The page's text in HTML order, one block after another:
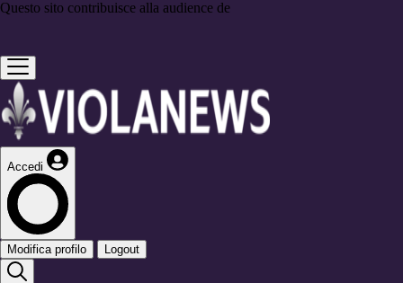
Questo sito contribuisce alla audience de
Accedi
Modifica profilo Logout